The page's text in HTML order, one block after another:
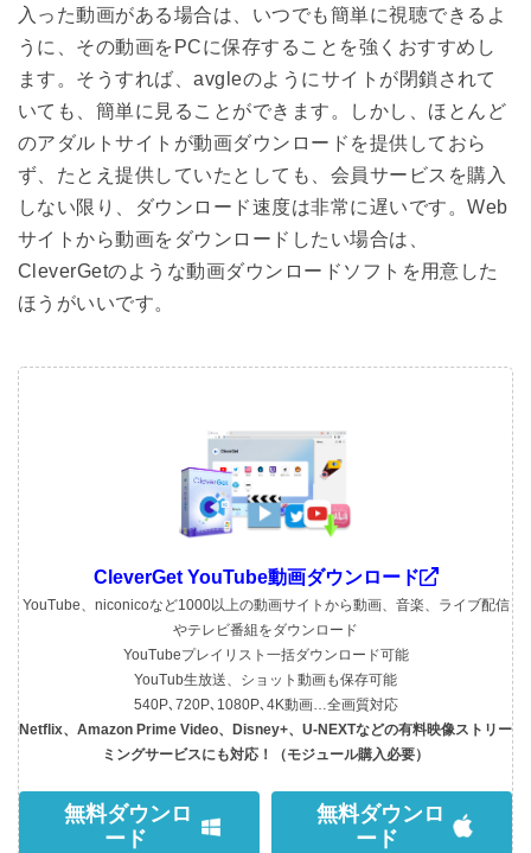
入った動画がある場合は、いつでも簡単に視聴できるよ
うに、その動画をPCに保存することを強くおすすめし
ます。そうすれば、avgleのようにサイトが閉鎖されて
いても、簡単に見ることができます。しかし、ほとんど
のアダルトサイトが動画ダウンロードを提供しておら
ず、たとえ提供していたとしても、会員サービスを購入
しない限り、ダウンロード速度は非常に遅いです。Web
サイトから動画をダウンロードしたい場合は、
CleverGetのような動画ダウンロードソフトを用意した
ほうがいいです。
CleverGet YouTube動画ダウンロード
YouTube、niconicoなど1000以上の動画サイトから動画、音楽、ライブ配信
やテレビ番組をダウンロード
YouTubeプレイリスト一括ダウンロード可能
YouTub生放送、ショット動画も保存可能
540P､720P､1080P､4K動画…全画質対応
Netflix、Amazon Prime Video、Disney+、U-NEXTなどの有料映像ストリー
ミングサービスにも対応！（モジュール購入必要）
無料ダウンロ
ード
無料ダウンロ
ード